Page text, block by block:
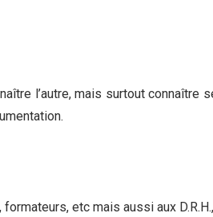
l’autre, mais surtout
etc mais aussi aux